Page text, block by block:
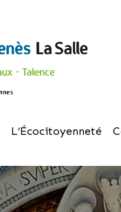
L’Écocitoyenneté